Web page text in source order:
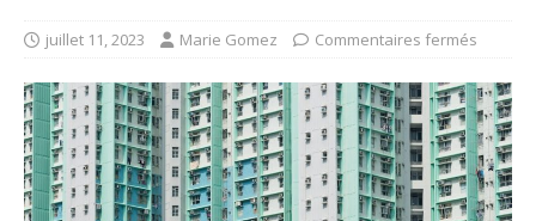
juillet 11, 2023 Marie Gomez Commentaires fermés